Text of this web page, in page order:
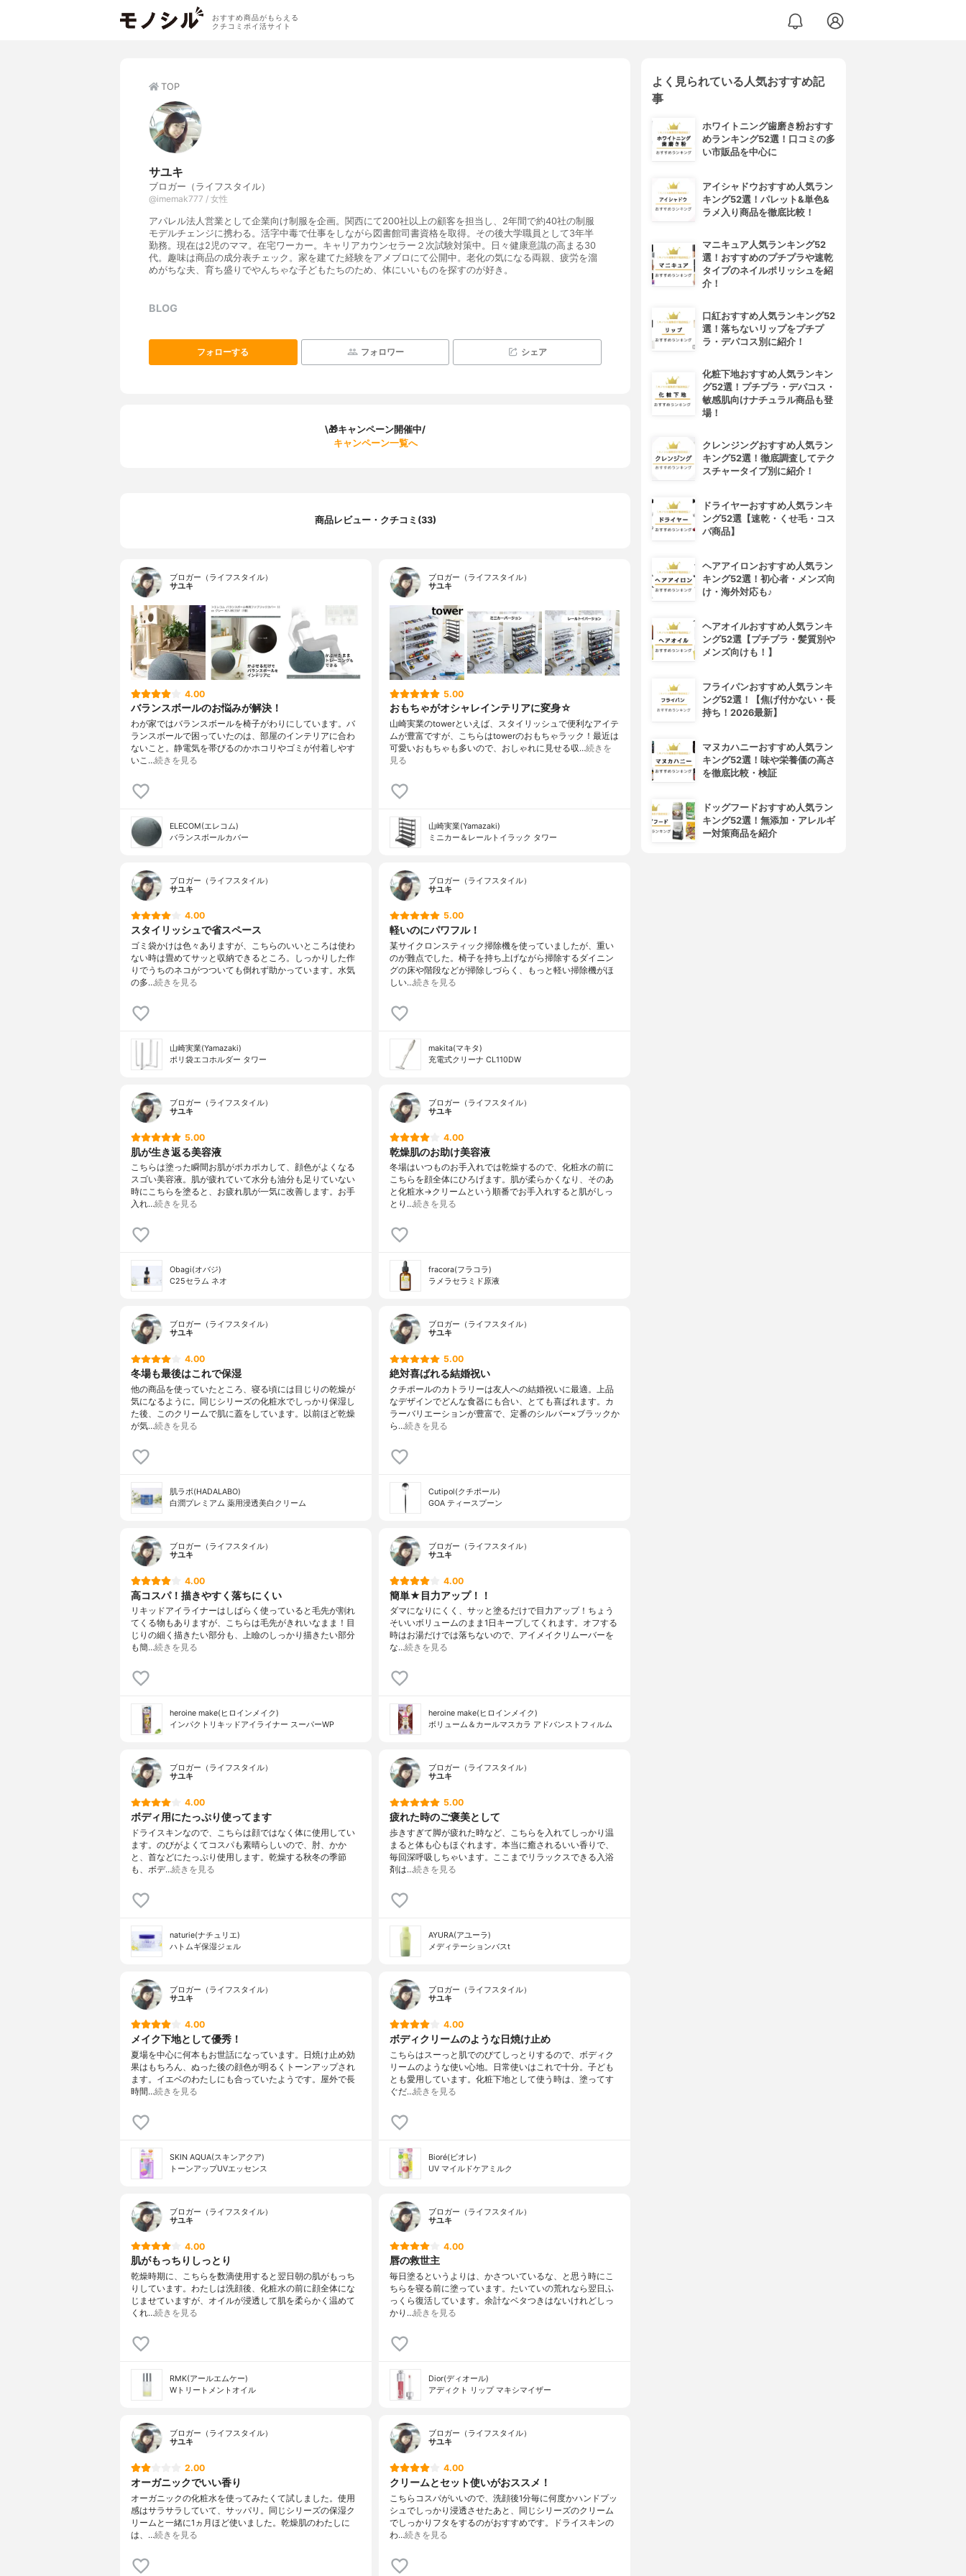
おすすめ商品がもらえる
クチコミポイ活サイト
TOP
サユキ
ブロガー（ライフスタイル）
@imemak777 / 女性
アパレル法人営業として企業向け制服を企画。関西にて200社以上の顧客を担当し、2年間で約40社の制服
モデルチェンジに携わる。活字中毒で仕事をしながら図書館司書資格を取得。その後大学職員として3年半
勤務。現在は2児のママ。在宅ワーカー。キャリアカウンセラー２次試験対策中。日々健康意識の高まる30
代。趣味は商品の成分表チェック。家を建てた経験をアメブロにて公開中。老化の気になる両親、疲労を溜
めがちな夫、育ち盛りでやんちゃな子どもたちのため、体にいいものを探すのが好き。
BLOG
フォローする フォロワー シェア
\🎁キャンペーン開催中/
キャンペーン一覧へ
商品レビュー・クチコミ(33)
ブロガー（ライフスタイル）
サユキ
4.00
バランスボールのお悩みが解決！
わが家ではバランスボールを椅子がわりにしています。バ
ランスボールで困っていたのは、部屋のインテリアに合わ
ないこと。静電気を帯びるのかホコリやゴミが付着しやす
いこ…続きを見る
ELECOM(エレコム)
バランスボールカバー
ブロガー（ライフスタイル）
サユキ
5.00
おもちゃがオシャレインテリアに変身☆
山崎実業のtowerといえば、スタイリッシュで便利なアイテ
ムが豊富ですが、こちらはtowerのおもちゃラック！最近は
可愛いおもちゃも多いので、おしゃれに見せる収…続きを
見る
山崎実業(Yamazaki)
ミニカー＆レールトイラック タワー
ブロガー（ライフスタイル）
サユキ
4.00
スタイリッシュで省スペース
ゴミ袋かけは色々ありますが、こちらのいいところは使わ
ない時は畳めてサッと収納できるところ。しっかりした作
りでうちのネコがつついても倒れず助かっています。水気
の多…続きを見る
山崎実業(Yamazaki)
ポリ袋エコホルダー タワー
ブロガー（ライフスタイル）
サユキ
5.00
軽いのにパワフル！
某サイクロンスティック掃除機を使っていましたが、重い
のが難点でした。椅子を持ち上げながら掃除するダイニン
グの床や階段などが掃除しづらく、もっと軽い掃除機がほ
しい…続きを見る
makita(マキタ)
充電式クリーナ CL110DW
ブロガー（ライフスタイル）
サユキ
5.00
肌が生き返る美容液
こちらは塗った瞬間お肌がポカポカして、顔色がよくなる
スゴい美容液。肌が疲れていて水分も油分も足りていない
時にこちらを塗ると、お疲れ肌が一気に改善します。お手
入れ…続きを見る
Obagi(オバジ)
C25セラム ネオ
ブロガー（ライフスタイル）
サユキ
4.00
乾燥肌のお助け美容液
冬場はいつものお手入れでは乾燥するので、化粧水の前に
こちらを顔全体にひろげます。肌が柔らかくなり、そのあ
と化粧水→クリームという順番でお手入れすると肌がしっ
とり…続きを見る
fracora(フラコラ)
ラメラセラミド原液
ブロガー（ライフスタイル）
サユキ
4.00
冬場も最後はこれで保湿
他の商品を使っていたところ、寝る頃には目じりの乾燥が
気になるように。同じシリーズの化粧水でしっかり保湿し
た後、このクリームで肌に蓋をしています。以前ほど乾燥
が気…続きを見る
肌ラボ(HADALABO)
白潤プレミアム 薬用浸透美白クリーム
ブロガー（ライフスタイル）
サユキ
5.00
絶対喜ばれる結婚祝い
クチポールのカトラリーは友人への結婚祝いに最適。上品
なデザインでどんな食器にも合い、とても喜ばれます。カ
ラーバリエーションが豊富で、定番のシルバー×ブラックか
ら…続きを見る
Cutipol(クチポール)
GOA ティースプーン
ブロガー（ライフスタイル）
サユキ
4.00
高コスパ！描きやすく落ちにくい
リキッドアイライナーはしばらく使っていると毛先が割れ
てくる物もありますが、こちらは毛先がきれいなまま！目
じりの細く描きたい部分も、上瞼のしっかり描きたい部分
も簡…続きを見る
heroine make(ヒロインメイク)
インパクトリキッドアイライナー スーパーWP
ブロガー（ライフスタイル）
サユキ
4.00
簡単★目力アップ！！
ダマになりにくく、サッと塗るだけで目力アップ！ちょう
そいいボリュームのまま1日キープしてくれます。オフする
時はお湯だけでは落ちないので、アイメイクリムーバーを
な…続きを見る
heroine make(ヒロインメイク)
ボリューム＆カールマスカラ アドバンストフィルム
ブロガー（ライフスタイル）
サユキ
4.00
ボディ用にたっぷり使ってます
ドライスキンなので、こちらは顔ではなく体に使用してい
ます。のびがよくてコスパも素晴らしいので、肘、かか
と、首などにたっぷり使用します。乾燥する秋冬の季節
も、ボデ…続きを見る
naturie(ナチュリエ)
ハトムギ保湿ジェル
ブロガー（ライフスタイル）
サユキ
5.00
疲れた時のご褒美として
歩きすぎて脚が疲れた時など、こちらを入れてしっかり温
まると体も心もほぐれます。本当に癒されるいい香りで、
毎回深呼吸しちゃいます。ここまでリラックスできる入浴
剤は…続きを見る
AYURA(アユーラ)
メディテーションバスt
ブロガー（ライフスタイル）
サユキ
4.00
メイク下地として優秀！
夏場を中心に何本もお世話になっています。日焼け止め効
果はもちろん、ぬった後の顔色が明るくトーンアップされ
ます。イエベのわたしにも合っていたようです。屋外で長
時間…続きを見る
SKIN AQUA(スキンアクア)
トーンアップUVエッセンス
ブロガー（ライフスタイル）
サユキ
4.00
ボディクリームのような日焼け止め
こちらはスーっと肌でのびてしっとりするので、ボディク
リームのような使い心地。日常使いはこれで十分。子ども
とも愛用しています。化粧下地として使う時は、塗ってす
ぐだ…続きを見る
Bioré(ビオレ)
UV マイルドケアミルク
ブロガー（ライフスタイル）
サユキ
4.00
肌がもっちりしっとり
乾燥時期に、こちらを数滴使用すると翌日朝の肌がもっち
りしています。わたしは洗顔後、化粧水の前に顔全体にな
じませていますが、オイルが浸透して肌を柔らかく温めて
くれ…続きを見る
RMK(アールエムケー)
Wトリートメントオイル
ブロガー（ライフスタイル）
サユキ
4.00
唇の救世主
毎日塗るというよりは、かさついているな、と思う時にこ
ちらを寝る前に塗っています。たいていの荒れなら翌日ふ
っくら復活しています。余計なベタつきはないけれどしっ
かり…続きを見る
Dior(ディオール)
アディクト リップ マキシマイザー
ブロガー（ライフスタイル）
サユキ
2.00
オーガニックでいい香り
オーガニックの化粧水を使ってみたくて試しました。使用
感はサラサラしていて、サッパリ。同じシリーズの保湿ク
リームと一緒に1ヵ月ほど使いました。乾燥肌のわたしに
は、…続きを見る
ブロガー（ライフスタイル）
サユキ
4.00
クリームとセット使いがおススメ！
こちらコスパがいいので、洗顔後1分毎に何度かハンドプッ
シュでしっかり浸透させたあと、同じシリーズのクリーム
でしっかりフタをするのがおすすめです。ドライスキンの
わ…続きを見る
よく見られている人気おすすめ記
事
ホワイトニング歯磨き粉おすす
めランキング52選！口コミの多
い市販品を中心に
アイシャドウおすすめ人気ラン
キング52選！パレット&単色&
ラメ入り商品を徹底比較！
マニキュア人気ランキング52
選！おすすめのプチプラや速乾
タイプのネイルポリッシュを紹
介！
口紅おすすめ人気ランキング52
選！落ちないリップをプチプ
ラ・デパコス別に紹介！
化粧下地おすすめ人気ランキン
グ52選！プチプラ・デパコス・
敏感肌向けナチュラル商品も登
場！
クレンジングおすすめ人気ラン
キング52選！徹底調査してテク
スチャータイプ別に紹介！
ドライヤーおすすめ人気ランキ
ング52選【速乾・くせ毛・コス
パ商品】
ヘアアイロンおすすめ人気ラン
キング52選！初心者・メンズ向
け・海外対応も♪
ヘアオイルおすすめ人気ランキ
ング52選【プチプラ・髪質別や
メンズ向けも！】
フライパンおすすめ人気ランキ
ング52選！【焦げ付かない・長
持ち！2026最新】
マヌカハニーおすすめ人気ラン
キング52選！味や栄養価の高さ
を徹底比較・検証
ドッグフードおすすめ人気ラン
キング52選！無添加・アレルギ
ー対策商品を紹介